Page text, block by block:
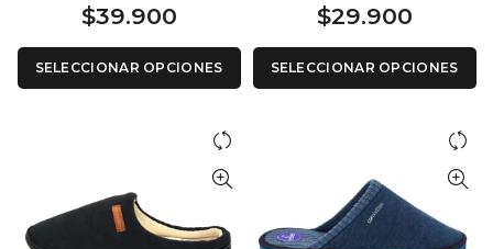
$39.900
SELECCIONAR OPCIONES
$29.900
SELECCIONAR OPCIONES